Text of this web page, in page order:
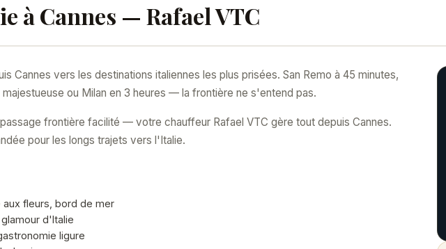
à Cannes — Rafael VTC
Cannes vers les destinations italiennes les plus prisées. San Remo à 45 minutes,
majestueuse ou Milan en 3 heures — la frontière ne s'entend pas.
frontière facilité — votre chauffeur Rafael VTC gère tout depuis Cannes.
pour les longs trajets vers l'Italie.
fleurs, bord de mer
d'Italie
ligure